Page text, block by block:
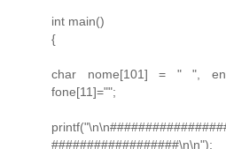
int main()
{
char nome[101] = " ",
fone[11]="";
##################\n\n");